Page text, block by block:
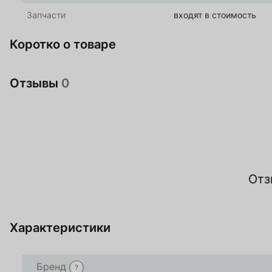
Запчасти входят в стоимость
Коротко о товаре
Отзывы 0
Характеристики
Бренд ?